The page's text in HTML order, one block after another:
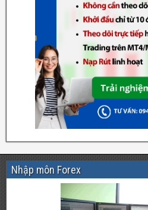
Nhập môn Forex